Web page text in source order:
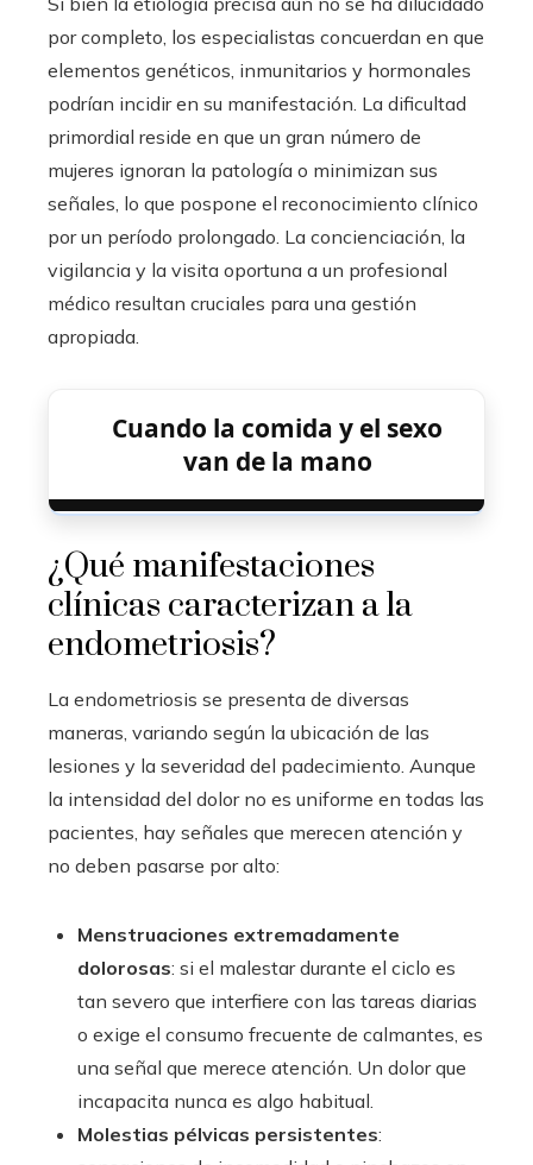
por completo, los especialistas concuerdan en que
elementos genéticos, inmunitarios y hormonales
podrían incidir en su manifestación. La dificultad
primordial reside en que un gran número de
mujeres ignoran la patología o minimizan sus
señales, lo que pospone el reconocimiento clínico
por un período prolongado. La concienciación, la
vigilancia y la visita oportuna a un profesional
médico resultan cruciales para una gestión
apropiada.
Cuando la comida y el sexo
van de la mano
¿Qué manifestaciones
clínicas caracterizan a la
endometriosis?
La endometriosis se presenta de diversas
maneras, variando según la ubicación de las
lesiones y la severidad del padecimiento. Aunque
la intensidad del dolor no es uniforme en todas las
pacientes, hay señales que merecen atención y
no deben pasarse por alto:
Menstruaciones extremadamente
dolorosas: si el malestar durante el ciclo es
tan severo que interfiere con las tareas diarias
o exige el consumo frecuente de calmantes, es
una señal que merece atención. Un dolor que
incapacita nunca es algo habitual.
Molestias pélvicas persistentes: